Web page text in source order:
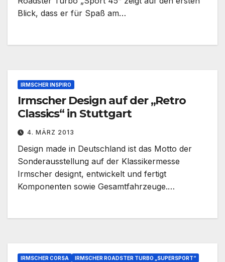
Blick, dass er für Spaß am…
IRMSCHER INSPIRO
Irmscher Design auf der „Retro
Classics“ in Stuttgart
4. MÄRZ 2013
Design made in Deutschland ist das Motto der
Sonderausstellung auf der Klassikermesse
Irmscher designt, entwickelt und fertigt
Komponenten sowie Gesamtfahrzeuge.…
IRMSCHER CORSA IRMSCHER ROADSTER TURBO „SUPERSPORT“